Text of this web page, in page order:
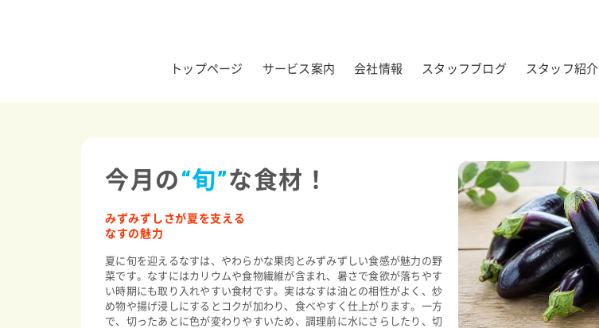
トップページ サービス案内 会社情報 スタッフブログ スタッフ紹介
今月の“旬”な食材！
みずみずしさが夏を支える
なすの魅力
夏に旬を迎えるなすは、やわらかな果肉とみずみずしい食感が魅力の野
菜です。なすにはカリウムや食物繊維が含まれ、暑さで食欲が落ちやす
い時期にも取り入れやすい食材です。実はなすは油との相性がよく、炒
め物や揚げ浸しにするとコクが加わり、食べやすく仕上がります。一方
で、切ったあとに色が変わりやすいため、調理前に水にさらしたり、切